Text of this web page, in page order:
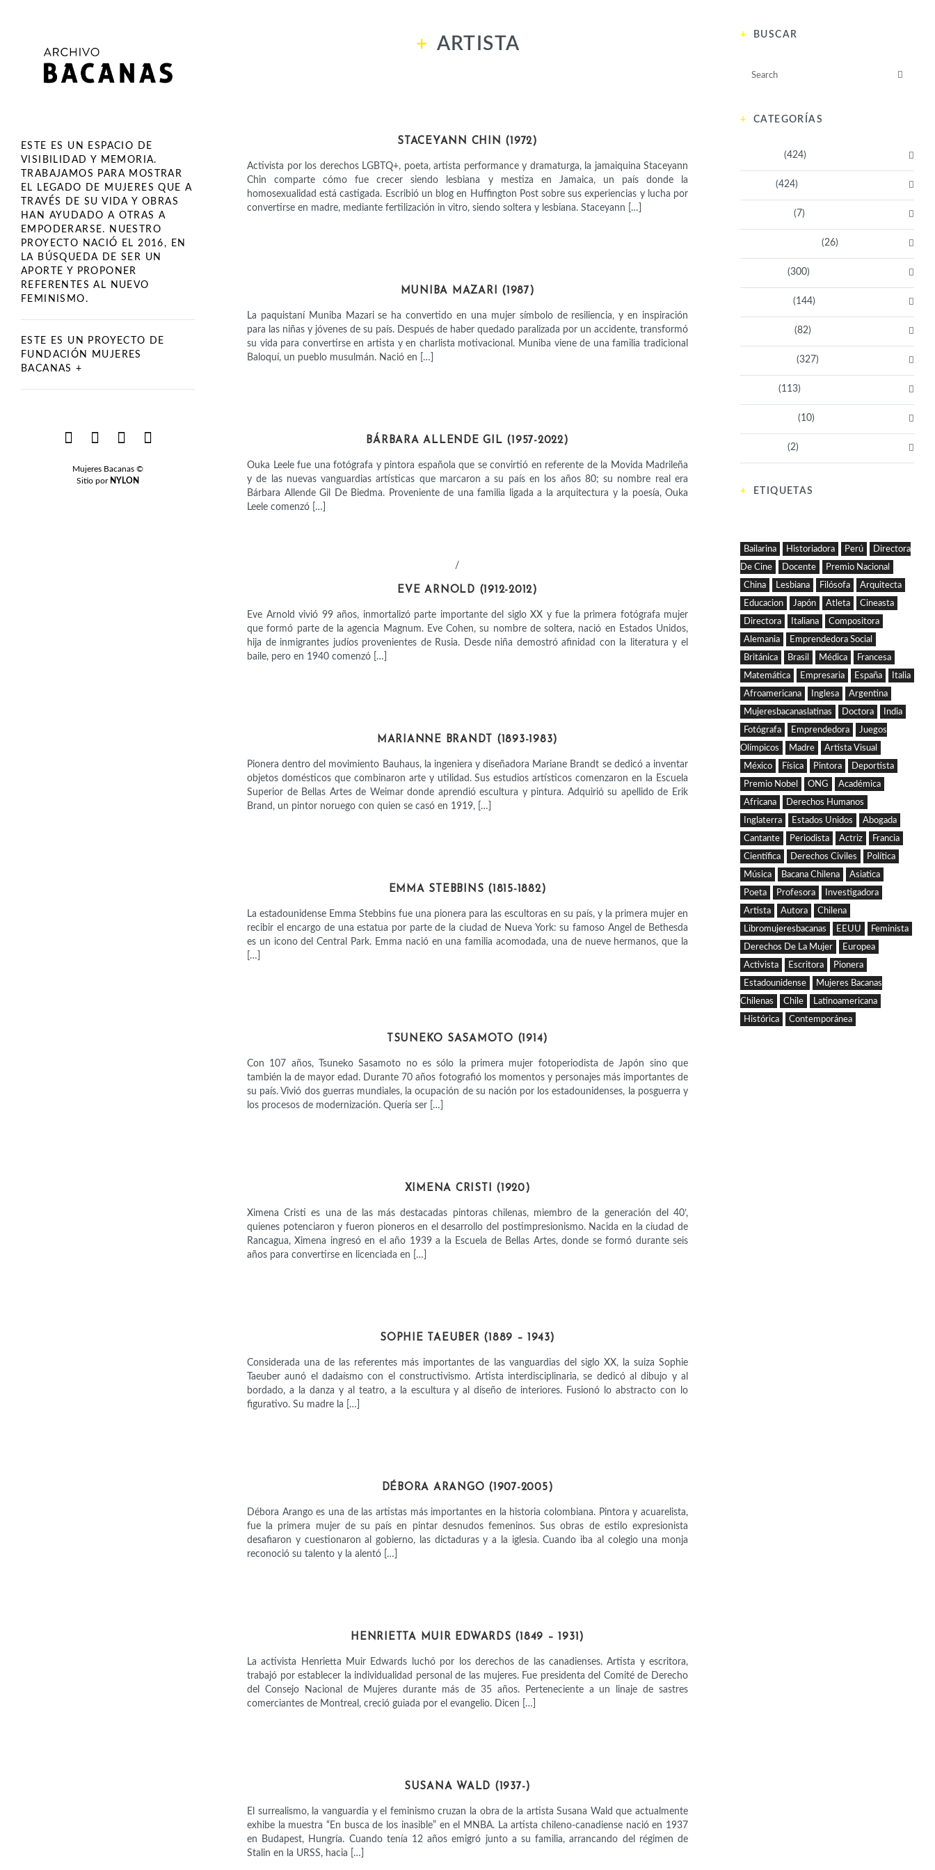
ESTE ES UN ESPACIO DE
VISIBILIDAD Y MEMORIA.
TRABAJAMOS PARA MOSTRAR
EL LEGADO DE MUJERES QUE A
TRAVÉS DE SU VIDA Y OBRAS
HAN AYUDADO A OTRAS A
EMPODERARSE. NUESTRO
PROYECTO NACIÓ EL 2016, EN
LA BÚSQUEDA DE SER UN
APORTE Y PROPONER
REFERENTES AL NUEVO
FEMINISMO.
ESTE ES UN PROYECTO DE
FUNDACIÓN MUJERES
BACANAS +
Mujeres Bacanas ©
Sitio por NYLON
ARTISTA
STACEYANN CHIN (1972)
Activista por los derechos LGBTQ+, poeta, artista performance y dramaturga, la jamaiquina Staceyann
Chin comparte cómo fue crecer siendo lesbiana y mestiza en Jamaica, un país donde la
homosexualidad está castigada. Escribió un blog en Huffington Post sobre sus experiencias y lucha por
convertirse en madre, mediante fertilización in vitro, siendo soltera y lesbiana. Staceyann […]
MUNIBA MAZARI (1987)
La paquistaní Muniba Mazari se ha convertido en una mujer símbolo de resiliencia, y en inspiración
para las niñas y jóvenes de su país. Después de haber quedado paralizada por un accidente, transformó
su vida para convertirse en artista y en charlista motivacional. Muniba viene de una familia tradicional
Baloquí, un pueblo musulmán. Nació en […]
BÁRBARA ALLENDE GIL (1957-2022)
Ouka Leele fue una fotógrafa y pintora española que se convirtió en referente de la Movida Madrileña
y de las nuevas vanguardias artísticas que marcaron a su país en los años 80; su nombre real era
Bárbara Allende Gil De Biedma. Proveniente de una familia ligada a la arquitectura y la poesía, Ouka
Leele comenzó […]
/
EVE ARNOLD (1912-2012)
Eve Arnold vivió 99 años, inmortalizó parte importante del siglo XX y fue la primera fotógrafa mujer
que formó parte de la agencia Magnum. Eve Cohen, su nombre de soltera, nació en Estados Unidos,
hija de inmigrantes judíos provenientes de Rusia. Desde niña demostró afinidad con la literatura y el
baile, pero en 1940 comenzó […]
MARIANNE BRANDT (1893-1983)
Pionera dentro del movimiento Bauhaus, la ingeniera y diseñadora Mariane Brandt se dedicó a inventar
objetos domésticos que combinaron arte y utilidad. Sus estudios artísticos comenzaron en la Escuela
Superior de Bellas Artes de Weimar donde aprendió escultura y pintura. Adquirió su apellido de Erik
Brand, un pintor noruego con quien se casó en 1919, […]
EMMA STEBBINS (1815-1882)
La estadounidense Emma Stebbins fue una pionera para las escultoras en su país, y la primera mujer en
recibir el encargo de una estatua por parte de la ciudad de Nueva York: su famoso Angel de Bethesda
es un icono del Central Park. Emma nació en una familia acomodada, una de nueve hermanos, que la
[…]
TSUNEKO SASAMOTO (1914)
Con 107 años, Tsuneko Sasamoto no es sólo la primera mujer fotoperiodista de Japón sino que
también la de mayor edad. Durante 70 años fotografió los momentos y personajes más importantes de
su país. Vivió dos guerras mundiales, la ocupación de su nación por los estadounidenses, la posguerra y
los procesos de modernización. Quería ser […]
XIMENA CRISTI (1920)
Ximena Cristi es una de las más destacadas pintoras chilenas, miembro de la generación del 40’,
quienes potenciaron y fueron pioneros en el desarrollo del postimpresionismo. Nacida en la ciudad de
Rancagua, Ximena ingresó en el año 1939 a la Escuela de Bellas Artes, donde se formó durante seis
años para convertirse en licenciada en […]
SOPHIE TAEUBER (1889 – 1943)
Considerada una de las referentes más importantes de las vanguardias del siglo XX, la suiza Sophie
Taeuber aunó el dadaísmo con el constructivismo. Artista interdisciplinaria, se dedicó al dibujo y al
bordado, a la danza y al teatro, a la escultura y al diseño de interiores. Fusionó lo abstracto con lo
figurativo. Su madre la […]
DÉBORA ARANGO (1907-2005)
Débora Arango es una de las artistas más importantes en la historia colombiana. Pintora y acuarelista,
fue la primera mujer de su país en pintar desnudos femeninos. Sus obras de estilo expresionista
desafiaron y cuestionaron al gobierno, las dictaduras y a la iglesia. Cuando iba al colegio una monja
reconoció su talento y la alentó […]
HENRIETTA MUIR EDWARDS (1849 – 1931)
La activista Henrietta Muir Edwards luchó por los derechos de las canadienses. Artista y escritora,
trabajó por establecer la individualidad personal de las mujeres. Fue presidenta del Comité de Derecho
del Consejo Nacional de Mujeres durante más de 35 años. Perteneciente a un linaje de sastres
comerciantes de Montreal, creció guiada por el evangelio. Dicen […]
SUSANA WALD (1937-)
El surrealismo, la vanguardia y el feminismo cruzan la obra de la artista Susana Wald que actualmente
exhibe la muestra “En busca de los inasible” en el MNBA. La artista chileno-canadiense nació en 1937
en Budapest, Hungría. Cuando tenía 12 años emigró junto a su familia, arrancando del régimen de
Stalin en la URSS, hacia […]
BUSCAR
CATEGORÍAS
(424)
(424)
(7)
(26)
(300)
(144)
(82)
(327)
(113)
(10)
(2)
ETIQUETAS
Bailarina Historiadora Perú
Directora
De Cine
Docente
Premio Nacional
China
Lesbiana Filósofa
Arquitecta
Educacion
Japón Atleta
Cineasta
Directora
Italiana
Compositora
Alemania
Emprendedora Social
Británica
Brasil Médica
Francesa
Matemática
Empresaria España
Italia
Afroamericana
Inglesa
Argentina
Mujeresbacanaslatinas
Doctora
India
Fotógrafa
Emprendedora
Juegos
Olímpicos
Madre
Artista Visual
México
Física Pintora
Deportista
Premio Nobel
ONG
Académica
Africana
Derechos Humanos
Inglaterra
Estados Unidos
Abogada
Cantante
Periodista Actriz
Francia
Científica
Derechos Civiles
Política
Música
Bacana Chilena
Asiatica
Poeta
Profesora
Investigadora
Artista
Autora
Chilena
Libromujeresbacanas
EEUU
Feminista
Derechos De La Mujer
Europea
Activista
Escritora
Pionera
Estadounidense
Mujeres Bacanas
Chilenas
Chile
Latinoamericana
Histórica
Contemporánea